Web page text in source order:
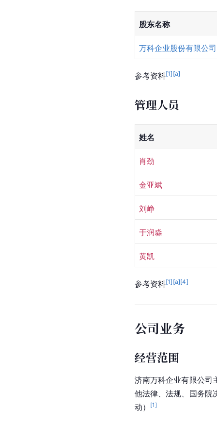
股东名称
万科企业股份有限公司
参考资料[1] [a]
管理人员
姓名
肖劲
金亚斌
刘峥
于润淼
黄凯
参考资料[1] [a][4]
公司业务
经营范围
济南万科企业有限公司
他法律、法规、国务院
动）
[1]